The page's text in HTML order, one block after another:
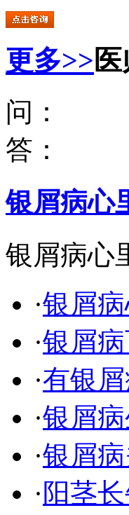
更多>>
问：
答：
银屑病心
银屑病心
·银屑
·银屑
·有银
·银屑
·银屑
· 阳茎